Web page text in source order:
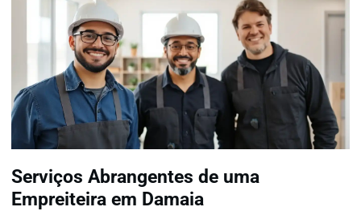
Serviços Abrangentes de uma
Empreiteira em Damaia